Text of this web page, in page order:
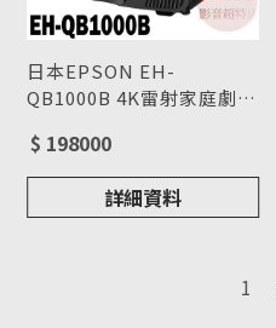
日本EPSON EH-
QB1000B 4K雷射家庭劇院
$ 198000
詳細資料
1